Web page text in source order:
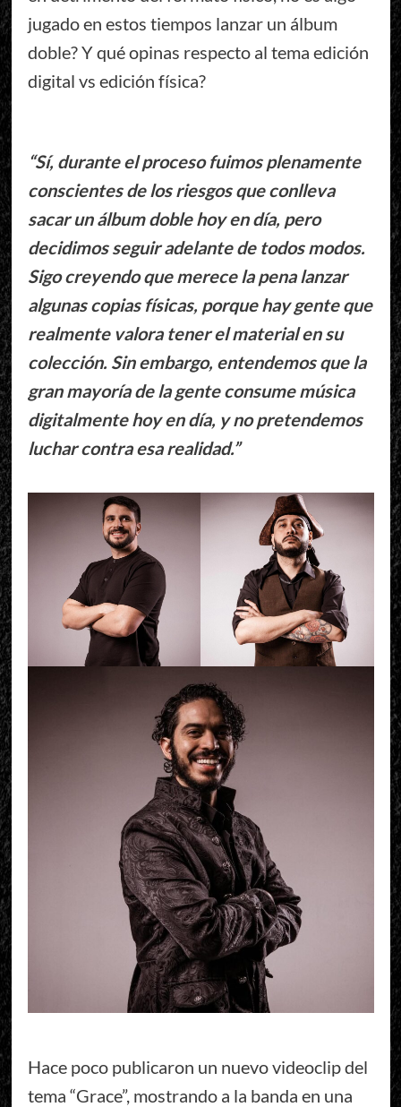
jugado en estos tiempos lanzar un álbum
doble? Y qué opinas respecto al tema edición
digital vs edición física?
“Sí, durante el proceso fuimos plenamente
conscientes de los riesgos que conlleva
sacar un álbum doble hoy en día, pero
decidimos seguir adelante de todos modos.
Sigo creyendo que merece la pena lanzar
algunas copias físicas, porque hay gente que
realmente valora tener el material en su
colección. Sin embargo, entendemos que la
gran mayoría de la gente consume música
digitalmente hoy en día, y no pretendemos
luchar contra esa realidad.”
Hace poco publicaron un nuevo videoclip del
tema “Grace”, mostrando a la banda en una